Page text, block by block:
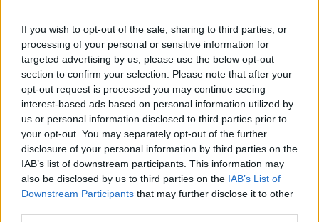
If you wish to opt-out of the sale, sharing to third parties, or
processing of your personal or sensitive information for
targeted advertising by us, please use the below opt-out
section to confirm your selection. Please note that after your
opt-out request is processed you may continue seeing
interest-based ads based on personal information utilized by
us or personal information disclosed to third parties prior to
your opt-out. You may separately opt-out of the further
disclosure of your personal information by third parties on the
IAB’s list of downstream participants. This information may
also be disclosed by us to third parties on the IAB’s List of
Downstream Participants that may further disclose it to other
En cuanto al material combustibles se debe
guardar en lugares ventilados y protegidos y evitar
la acumulación de materiales secos en cobertizos,
toldos o ventanas.
Respecto a las altas temperaturas, el Gobierno de
Canarias recomienda a la población que tome las
precauciones necesarias como evitar salir a la
calle y, si lo hace, lleve una gorra o sombrero y
utilice ropa ligera, de colores claros y que no sea